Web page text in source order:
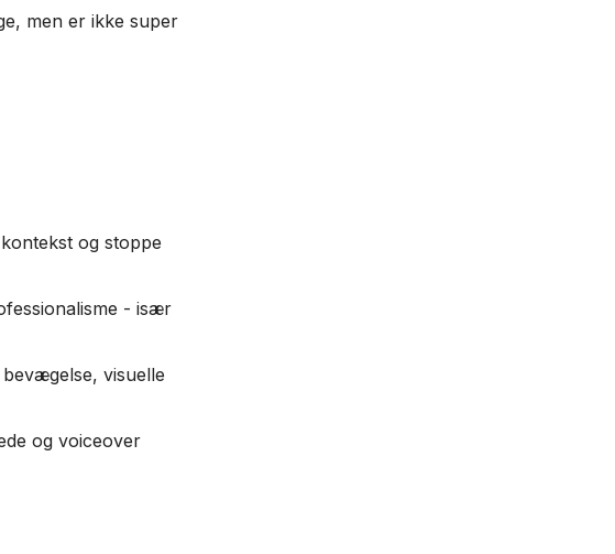
men er ikke super
og stoppe
- især
visuelle
og voiceover